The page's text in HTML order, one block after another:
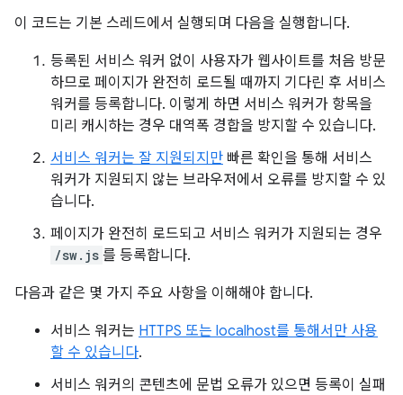
이 코드는 기본 스레드에서 실행되며 다음을 실행합니다.
등록된 서비스 워커 없이 사용자가 웹사이트를 처음 방문
하므로 페이지가 완전히 로드될 때까지 기다린 후 서비스
워커를 등록합니다. 이렇게 하면 서비스 워커가 항목을
미리 캐시하는 경우 대역폭 경합을 방지할 수 있습니다.
서비스 워커는 잘 지원되지만 빠른 확인을 통해 서비스
워커가 지원되지 않는 브라우저에서 오류를 방지할 수 있
습니다.
페이지가 완전히 로드되고 서비스 워커가 지원되는 경우
/sw.js 를 등록합니다.
다음과 같은 몇 가지 주요 사항을 이해해야 합니다.
서비스 워커는 HTTPS 또는 localhost를 통해서만 사용
할 수 있습니다.
서비스 워커의 콘텐츠에 문법 오류가 있으면 등록이 실패